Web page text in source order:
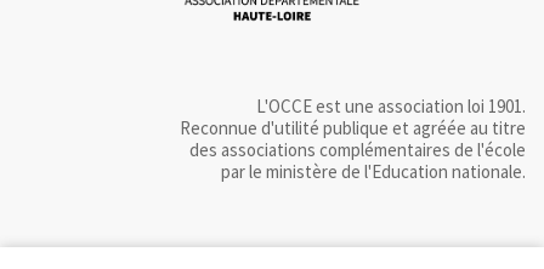
L'OCCE est une association loi 1901.
Reconnue d'utilité publique et agréée au titre
des associations complémentaires de l'école
par le ministère de l'Education nationale.